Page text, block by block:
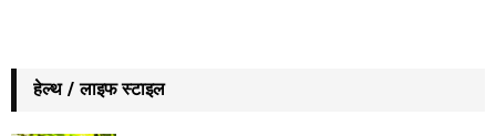
हेल्थ / लाइफ स्टाइल